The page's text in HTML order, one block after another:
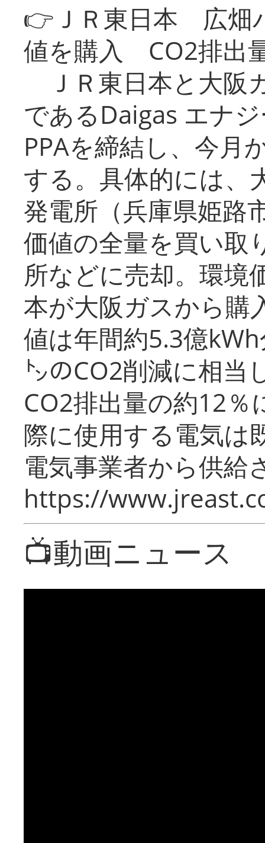
👉ＪＲ東日本 広畑
値を購入 CO2排出
ＪＲ東日本と大阪
であるDaigas エナ
PPAを締結し、今月
する。具体的には、
発電所（兵庫県姫路
価値の全量を買い取
所などに売却。環境
本が大阪ガスから購
値は年間約5.3億
㌧のCO2削減に相当
CO2排出量の約12％
際に使用する電気は
電気事業者から供給
https://
📺動画ニュース